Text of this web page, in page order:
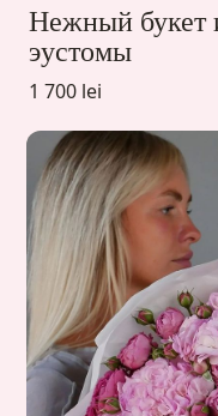
Нежный букет
эустомы
1 700 lei